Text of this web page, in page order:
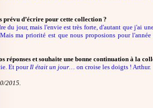
prévu d’écrire pour cette collection ?
du jour, mais l'envie est très forte, d'autant que j'ai
ma priorité est que nous proposions pour
réponses et souhaite une bonne continuation à la
Et pourIl était un jour… on croise les doigts ! Arthur.
2015.